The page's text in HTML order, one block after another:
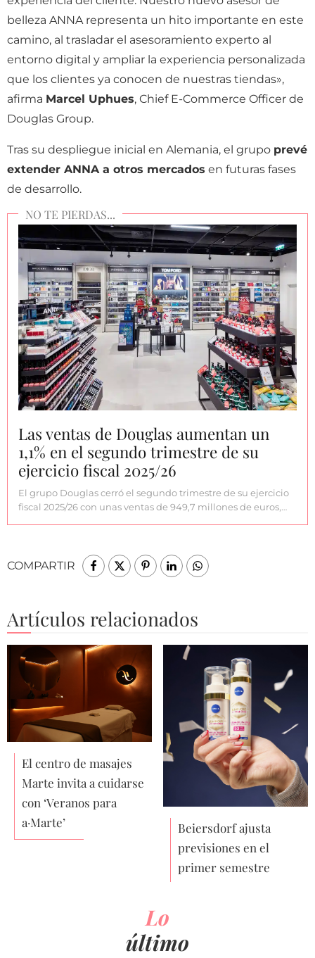
belleza ANNA representa un hito importante en este
camino, al trasladar el asesoramiento experto al
entorno digital y ampliar la experiencia personalizada
que los clientes ya conocen de nuestras tiendas»,
afirma Marcel Uphues, Chief E-Commerce Officer de
Douglas Group.
Tras su despliegue inicial en Alemania, el grupo prevé
extender ANNA a otros mercados en futuras fases
de desarrollo.
Las ventas de Douglas aumentan un
1,1% en el segundo trimestre de su
ejercicio fiscal 2025/26
El grupo Douglas cerró el segundo trimestre de su ejercicio
fiscal 2025/26 con unas ventas de 949,7 millones de euros,…
COMPARTIR
Artículos relacionados
El centro de masajes
Marte invita a cuidarse
con ‘Veranos para
a·Marte’
Beiersdorf ajusta
previsiones en el
primer semestre
Lo
último